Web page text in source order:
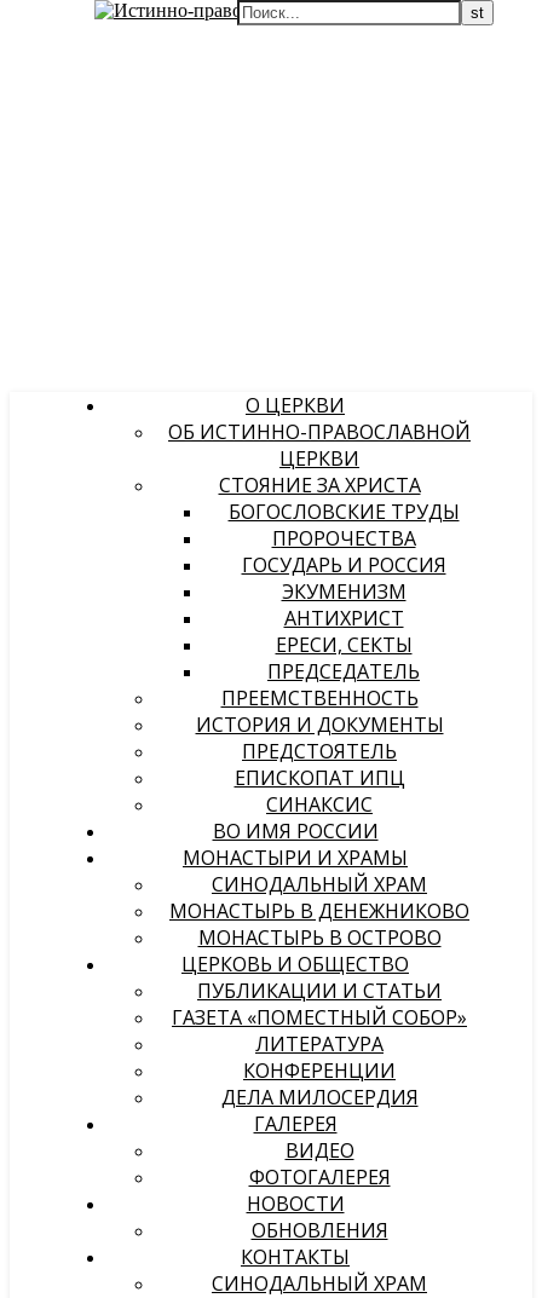
О ЦЕРКВИ
ОБ ИСТИННО-ПРАВОСЛАВНОЙ
ЦЕРКВИ
СТОЯНИЕ ЗА ХРИСТА
БОГОСЛОВСКИЕ ТРУДЫ
ПРОРОЧЕСТВА
ГОСУДАРЬ И РОССИЯ
ЭКУМЕНИЗМ
АНТИХРИСТ
ЕРЕСИ, СЕКТЫ
ПРЕДСЕДАТЕЛЬ
ПРЕЕМСТВЕННОСТЬ
ИСТОРИЯ И ДОКУМЕНТЫ
ПРЕДСТОЯТЕЛЬ
ЕПИСКОПАТ ИПЦ
СИНАКСИС
ВО ИМЯ РОССИИ
МОНАСТЫРИ И ХРАМЫ
СИНОДАЛЬНЫЙ ХРАМ
МОНАСТЫРЬ В ДЕНЕЖНИКОВО
МОНАСТЫРЬ В ОСТРОВО
ЦЕРКОВЬ И ОБЩЕСТВО
ПУБЛИКАЦИИ И СТАТЬИ
ГАЗЕТА «ПОМЕСТНЫЙ СОБОР»
ЛИТЕРАТУРА
КОНФЕРЕНЦИИ
ДЕЛА МИЛОСЕРДИЯ
ГАЛЕРЕЯ
ВИДЕО
ФОТОГАЛЕРЕЯ
НОВОСТИ
ОБНОВЛЕНИЯ
КОНТАКТЫ
СИНОДАЛЬНЫЙ ХРАМ